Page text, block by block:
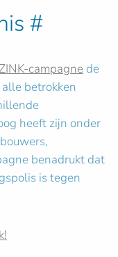
#
campagne de
betrokken
heeft zijn onder
benadrukt dat
is tegen